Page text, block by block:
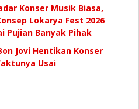
Konser Musik Biasa,
Lokarya Fest 2026
Pujian Banyak Pihak
Jovi Hentikan Konser
Usai